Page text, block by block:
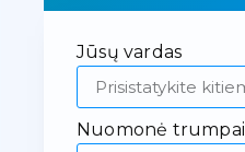
Jūsų vardas
Nuomonė trumpai